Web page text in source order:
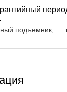
подъемник